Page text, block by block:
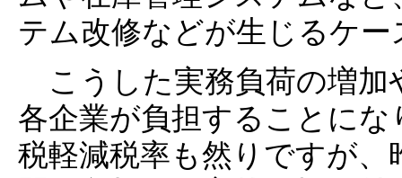
テム改修などが生じるケ
こうした実務負荷の増加
各企業が負担することに
税軽減税率も然りですが